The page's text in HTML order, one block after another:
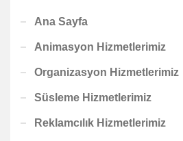
Ana Sayfa
Animasyon Hizmetlerimiz
Organizasyon Hizmetlerimiz
Süsleme Hizmetlerimiz
Reklamcılık Hizmetlerimiz